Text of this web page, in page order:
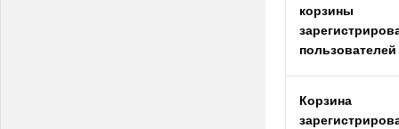
корзины
пользователей
Корзина